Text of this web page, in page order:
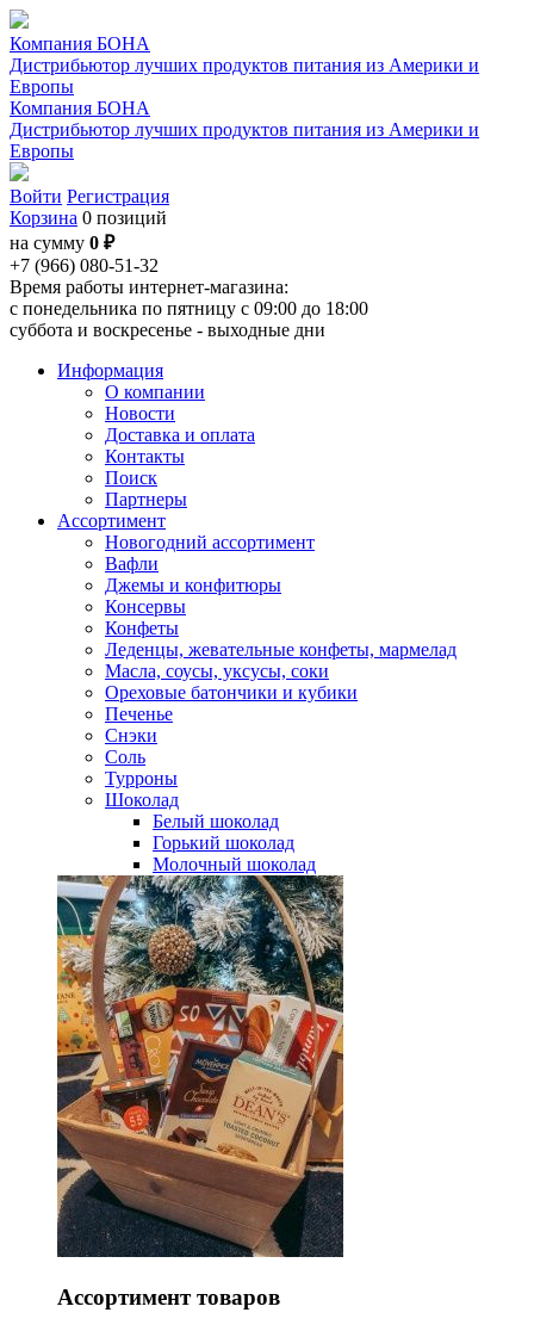
Компания БОНА
Дистрибьютор лучших продуктов питания из Америки и
Европы
Компания БОНА
Дистрибьютор лучших продуктов питания из Америки и
Европы
Войти Регистрация
Корзина 0 позиций
на сумму 0 ₽
+7 (966) 080-51-32
Время работы интернет-магазина:
с понедельника по пятницу с 09:00 до 18:00
суббота и воскресенье - выходные дни
Информация
О компании
Новости
Доставка и оплата
Контакты
Поиск
Партнеры
Ассортимент
Новогодний ассортимент
Вафли
Джемы и конфитюры
Консервы
Конфеты
Леденцы, жевательные конфеты, мармелад
Масла, соусы, уксусы, соки
Ореховые батончики и кубики
Печенье
Снэки
Соль
Турроны
Шоколад
Белый шоколад
Горький шоколад
Молочный шоколад
Ассортимент товаров